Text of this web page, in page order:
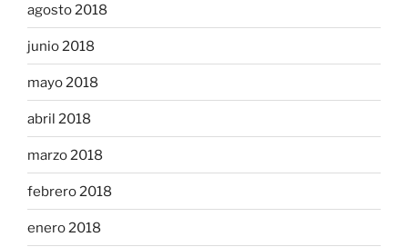
agosto 2018
junio 2018
mayo 2018
abril 2018
marzo 2018
febrero 2018
enero 2018